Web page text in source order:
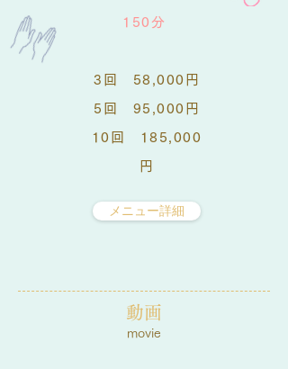
150分
3回 58,000円
5回 95,000円
10回 185,000
円
メニュー詳細
動画
movie